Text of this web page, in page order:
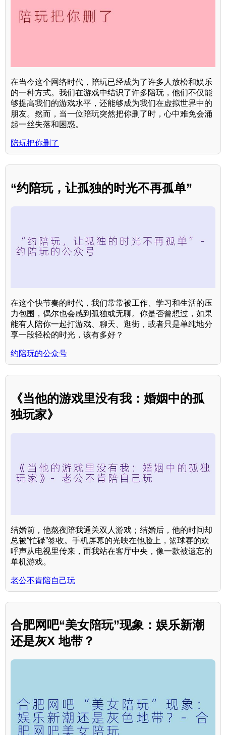
在当今这个网络时代，陪玩已经成为了许多人放松和娱乐
的一种方式。我们在游戏中结识了许多陪玩，他们不仅能
够提高我们的游戏水平，还能够成为我们在虚拟世界中的
朋友。然而，当一位陪玩突然把你删了时，心中难免会涌
起一丝失落和困惑。
陪玩把你删了
“约陪玩，让孤独的时光不再孤单”
在这个快节奏的时代，我们常常被工作、学习和生活的压
力包围，偶尔也会感到孤独或无聊。你是否曾想过，如果
能有人陪你一起打游戏、聊天、逛街，或者只是单纯地分
享一段轻松的时光，该有多好？
约陪玩的公众号
《当他的游戏里没有我：婚姻中的孤
独玩家》
结婚前，他熬夜陪我通关双人游戏；结婚后，他的时间却
总被“忙碌”签收。手机屏幕的光映在他脸上，篮球赛的欢
呼声从电视里传来，而我站在客厅中央，像一款被遗忘的
单机游戏。
老公不肯陪自己玩
合肥网吧“美女陪玩”现象：娱乐新潮
还是灰X 地带？